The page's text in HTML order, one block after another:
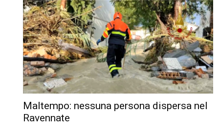
Maltempo: nessuna persona dispersa nel
Ravennate